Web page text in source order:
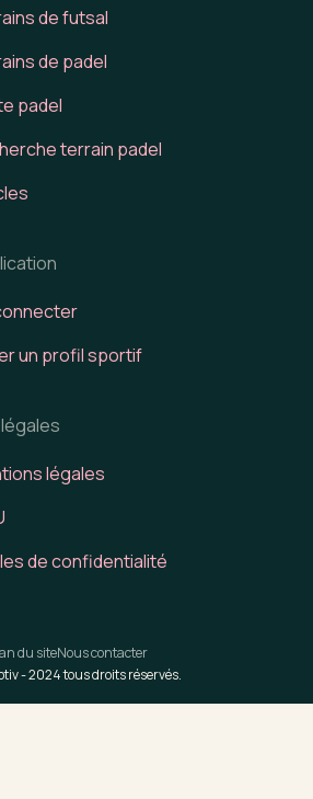
de futsal
de padel
padel
terrain padel
un profil sportif
légales
de confidentialité
-2024tous droits réservés.
du siteNous contacter